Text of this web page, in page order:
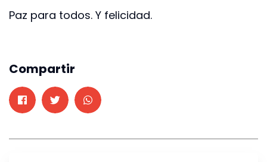
Paz para todos. Y felicidad.
Compartir